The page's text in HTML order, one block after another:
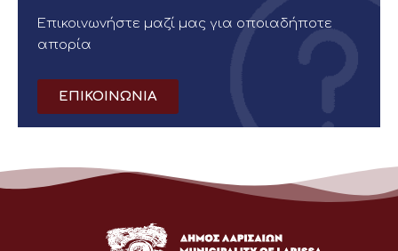
Επικοινωνήστε μαζί μας για οποιαδήποτε
απορία
ΕΠΙΚΟΙΝΩΝΙΑ